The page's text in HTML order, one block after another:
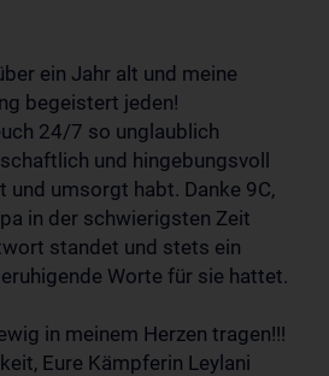
ein Jahr alt und meine
begeistert jeden!
24/7 so unglaublich
und hingebungsvoll
und umsorgt habt. Danke 9C,
in der schwierigsten Zeit
standet und stets ein
Worte für sie hattet.
in meinem Herzen tragen!!!
Eure Kämpferin Leylani